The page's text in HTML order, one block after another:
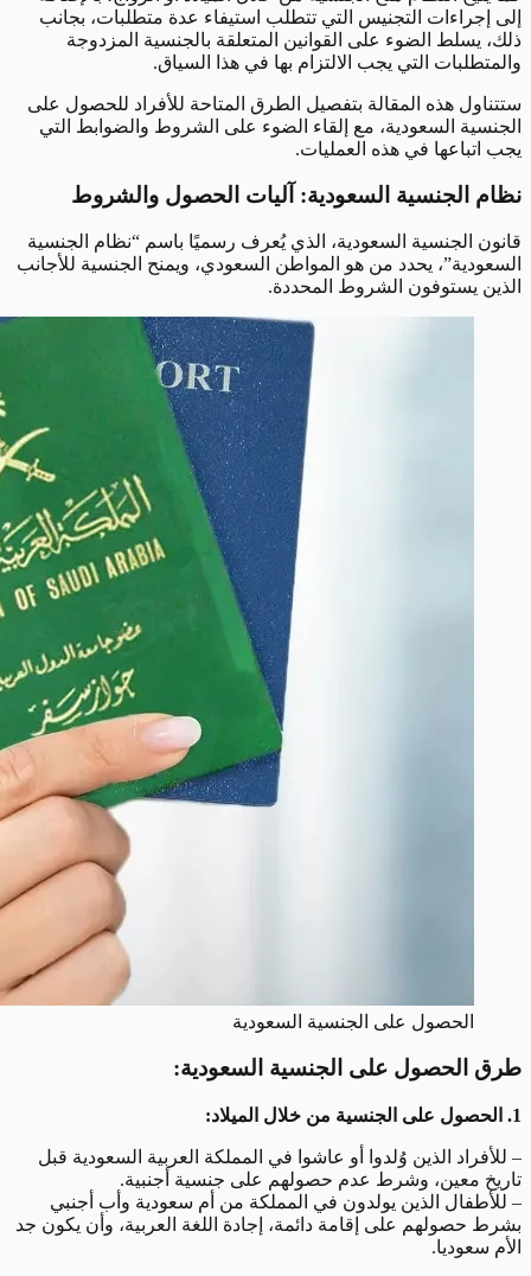
إلى إجراءات التجنيس التي تتطلب استيفاء عدة متطلبات، بجانب
ذلك، يسلط الضوء على القوانين المتعلقة بالجنسية المزدوجة
والمتطلبات التي يجب الالتزام بها في هذا السياق.
ستتناول هذه المقالة بتفصيل الطرق المتاحة للأفراد للحصول على
الجنسية السعودية، مع إلقاء الضوء على الشروط والضوابط التي
يجب اتباعها في هذه العمليات.
نظام الجنسية السعودية: آليات الحصول والشروط
قانون الجنسية السعودية، الذي يُعرف رسميًا باسم “نظام الجنسية
السعودية”، يحدد من هو المواطن السعودي، ويمنح الجنسية للأجانب
الذين يستوفون الشروط المحددة.
الحصول على الجنسية السعودية
طرق الحصول على الجنسية السعودية:
1. الحصول على الجنسية من خلال الميلاد:
– للأفراد الذين وُلدوا أو عاشوا في المملكة العربية السعودية قبل
تاريخ معين، وشرط عدم حصولهم على جنسية أجنبية.
– للأطفال الذين يولدون في المملكة من أم سعودية وأب أجنبي
بشرط حصولهم على إقامة دائمة، إجادة اللغة العربية، وأن يكون جد
الأم سعوديا.